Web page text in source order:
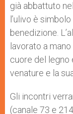
già abbattuto
l’ulivo è
benedizione.
lavorato a
cuore del legno
venature e la
Gli incontri
(canale 73 e